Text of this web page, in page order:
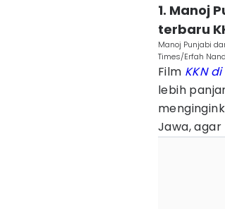
1. Manoj
terbaru
Manoj Punjabi
Times/Erfah
Film KKN
lebih
Jawa,